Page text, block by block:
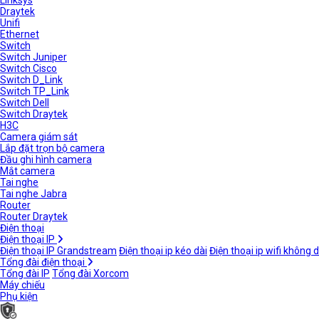
Draytek
Unifi
Ethernet
Switch
Switch Juniper
Switch Cisco
Switch D_Link
Switch TP_Link
Switch Dell
Switch Draytek
H3C
Camera giám sát
Lắp đặt trọn bộ camera
Đầu ghi hình camera
Mắt camera
Tai nghe
Tai nghe Jabra
Router
Router Draytek
Điện thoại
Điện thoại IP
Điện thoại IP Grandstream Điện thoại ip kéo dài Điện thoại ip wifi không
Tổng đài điện thoại
Tổng đài IP Tổng đài Xorcom
Máy chiếu
Phụ kiện